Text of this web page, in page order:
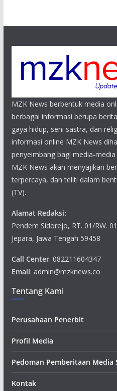
MZK News berbentuk media
berbagai informasi berupa
gaya hidup, seni sastra, dan
informasi online MZK News
penyeimbang bagi media-
MZK News akan menyajikan
terpercaya, dan teliti dalam
(TV).
Alamat Redaksi:
Pendem Sidorejo, RT. 01/RW.
Jepara, Jawa Tengah 59458
Call Center: 082211604347
Email: admin@mzknews.co
Tentang Kami
Perusahaan Penerbit
Profil Media
Pedoman Pemberitaan Media
Kontak